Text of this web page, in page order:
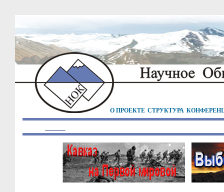
О ПРОЕКТЕ СТРУКТУРА